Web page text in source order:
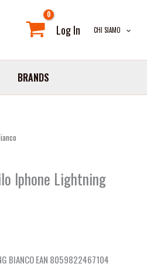
Log In CHI SIAMO
BRANDS
Iphone Lightning
BIANCO EAN 8059822467104